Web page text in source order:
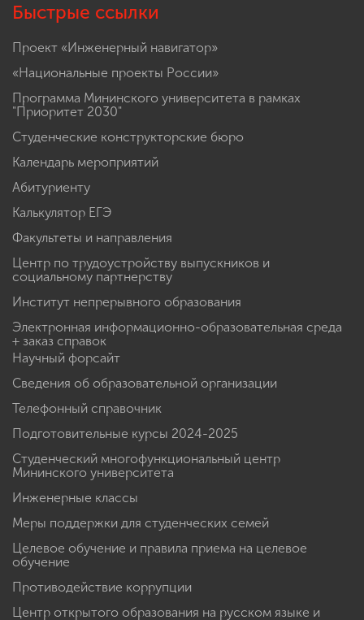
Быстрые ссылки
Проект «Инженерный навигатор»
«Национальные проекты России»
Программа Мининского университета в рамках
"Приоритет 2030"
Студенческие конструкторские бюро
Календарь мероприятий
Абитуриенту
Калькулятор ЕГЭ
Факультеты и направления
Центр по трудоустройству выпускников и
социальному партнерству
Институт непрерывного образования
Электронная информационно-образовательная среда
+ заказ справок
Научный форсайт
Сведения об образовательной организации
Телефонный справочник
Подготовительные курсы 2024-2025
Студенческий многофункциональный центр
Мининского университета
Инженерные классы
Меры поддержки для студенческих семей
Целевое обучение и правила приема на целевое
обучение
Противодействие коррупции
Центр открытого образования на русском языке и